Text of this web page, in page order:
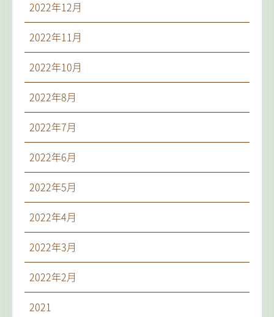
2022年12月
2022年11月
2022年10月
2022年8月
2022年7月
2022年6月
2022年5月
2022年4月
2022年3月
2022年2月
2021